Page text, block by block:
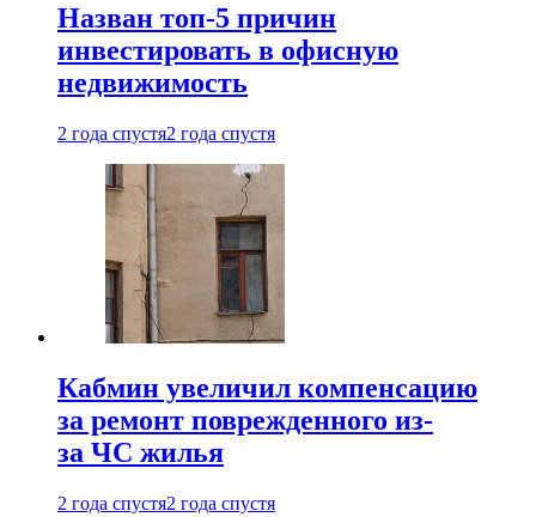
Назван топ-5 причин
инвестировать в офисную
недвижимость
2 года спустя2 года спустя
Кабмин увеличил компенсацию
за ремонт поврежденного из-
за ЧС жилья
2 года спустя2 года спустя